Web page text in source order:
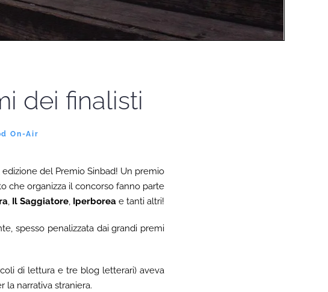
dei finalisti
On-Air
del Premio Sinbad! Un premio
che organizza il concorso fanno parte
, Il Saggiatore, Iperborea e tanti altri!
spesso penalizzata dai grandi premi
di lettura e tre blog letterari) aveva
la narrativa straniera.